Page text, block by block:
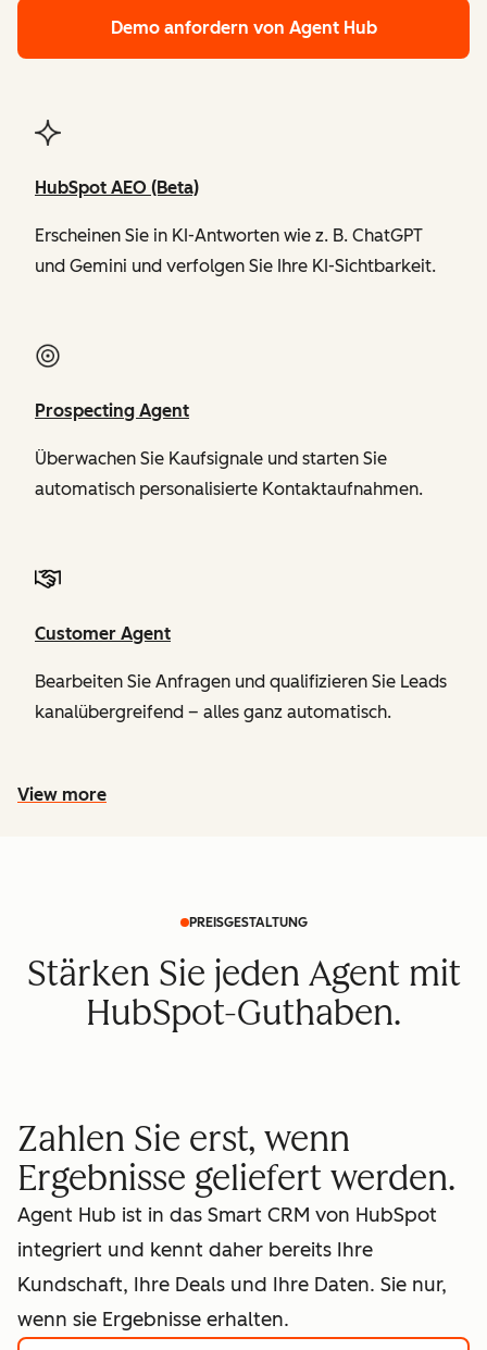
Demo anfordern von Agent Hub
HubSpot AEO (Beta)
Erscheinen Sie in KI-Antworten wie z. B. ChatGPT
und Gemini und verfolgen Sie Ihre KI-Sichtbarkeit.
Prospecting Agent
Überwachen Sie Kaufsignale und starten Sie
automatisch personalisierte Kontaktaufnahmen.
Customer Agent
Bearbeiten Sie Anfragen und qualifizieren Sie Leads
kanalübergreifend – alles ganz automatisch.
View more
PREISGESTALTUNG
Stärken Sie jeden Agent mit
HubSpot-Guthaben.
Zahlen Sie erst, wenn
Ergebnisse geliefert werden.
Agent Hub ist in das Smart CRM von HubSpot
integriert und kennt daher bereits Ihre
Kundschaft, Ihre Deals und Ihre Daten. Sie nur,
wenn sie Ergebnisse erhalten.